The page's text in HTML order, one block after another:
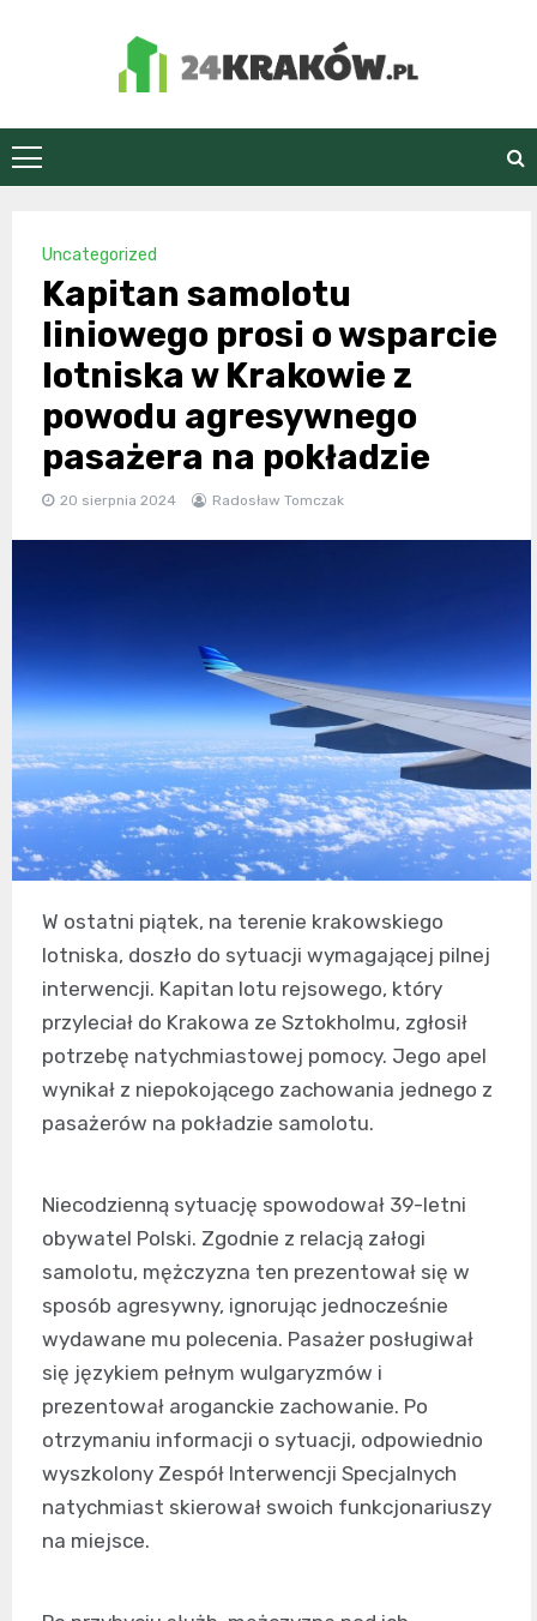
24Kraków.pl
Uncategorized
Kapitan samolotu
liniowego prosi o wsparcie
lotniska w Krakowie z
powodu agresywnego
pasażera na pokładzie
20 sierpnia 2024 Radosław Tomczak
W ostatni piątek, na terenie krakowskiego
lotniska, doszło do sytuacji wymagającej pilnej
interwencji. Kapitan lotu rejsowego, który
przyleciał do Krakowa ze Sztokholmu, zgłosił
potrzebę natychmiastowej pomocy. Jego apel
wynikał z niepokojącego zachowania jednego z
pasażerów na pokładzie samolotu.
Niecodzienną sytuację spowodował 39-letni
obywatel Polski. Zgodnie z relacją załogi
samolotu, mężczyzna ten prezentował się w
sposób agresywny, ignorując jednocześnie
wydawane mu polecenia. Pasażer posługiwał
się językiem pełnym wulgaryzmów i
prezentował aroganckie zachowanie. Po
otrzymaniu informacji o sytuacji, odpowiednio
wyszkolony Zespół Interwencji Specjalnych
natychmiast skierował swoich funkcjonariuszy
na miejsce.